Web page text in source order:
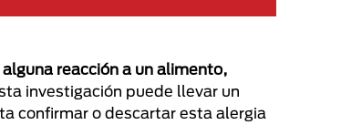
reacción a un alimento,
investigación puede llevar un
confirmar o descartar esta alergia